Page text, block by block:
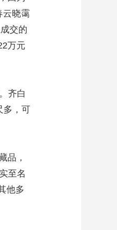
云晓霭
交的
万元
齐白
多，可
品，
至名
他多